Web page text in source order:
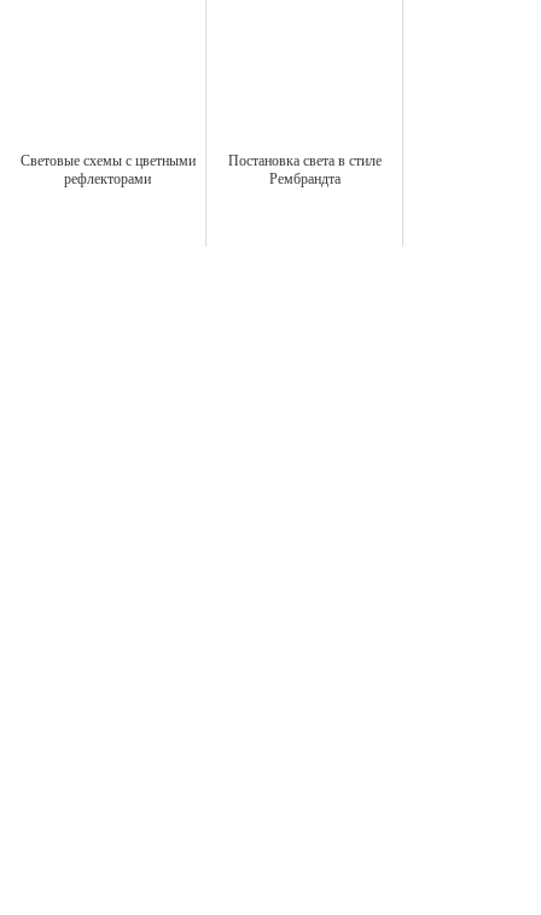
Световые схемы с цветными
рефлекторами
Постановка света в стиле
Рембрандта